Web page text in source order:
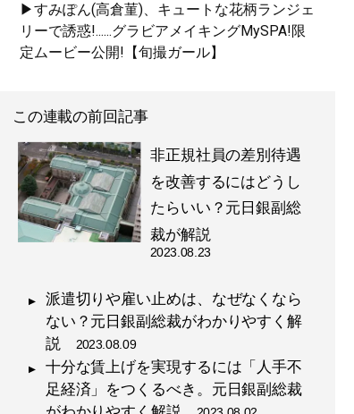
▶すみぽん(高倉菫)、キュートな花柄ランジェ
リーで誘惑!......グラビアメイキングMySPA!限
定ムービー公開!【旬撮ガール】
この連載の前回記事
非正規社員の差別待遇
を改善するにはどうし
たらいい？元日銀副総
裁が解説
2023.08.23
派遣切りや雇い止めは、なぜなくなら
ない？元日銀副総裁がわかりやすく解
説 2023.08.09
十分な賃上げを実現するには「人手不
足経済」をつくるべき。元日銀副総裁